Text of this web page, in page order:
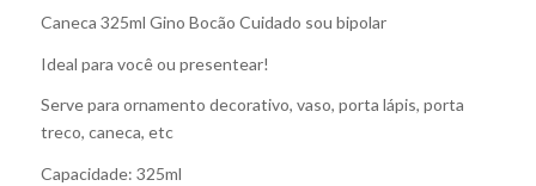
Caneca 325ml Gino Bocão Cuidado sou bipolar
Ideal para você ou presentear!
Serve para ornamento decorativo, vaso, porta lápis, porta
treco, caneca, etc
Capacidade: 325ml